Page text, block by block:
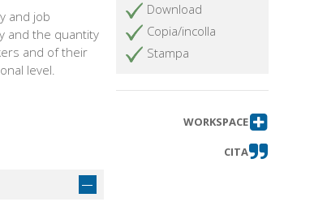
and job
and the quantity
and of their
level.
Download
Copia/incolla
Stampa
WORKSPACE
CITA